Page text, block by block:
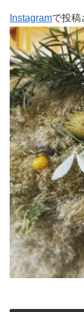
Instagramで投稿